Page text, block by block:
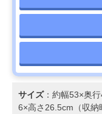
サイズ：約幅53×奥
6×高さ26.5cm（収納